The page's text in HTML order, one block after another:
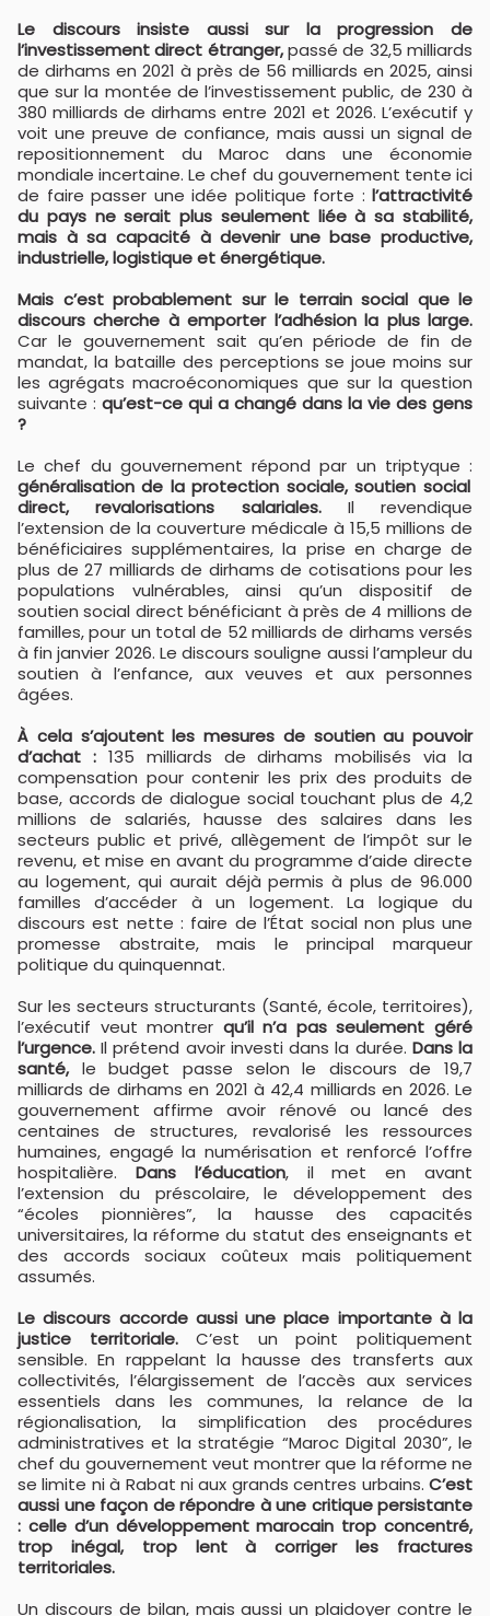
Le discours insiste aussi sur la progression de
l’investissement direct étranger,passé de 32,5 milliards
de dirhams en 2021 à près de 56 milliards en 2025, ainsi
que sur la montée de l’investissement public, de 230 à
380 milliards de dirhams entre 2021 et 2026. L’exécutif y
voit une preuve de confiance, mais aussi un signal de
repositionnement du Maroc dans une économie
mondiale incertaine. Le chef du gouvernement tente ici
de faire passer une idée politique forte : l’attractivité
du pays ne serait plus seulement liée à sa stabilité,
mais à sa capacité à devenir une base productive,
industrielle, logistique et énergétique.
Mais c’est probablement sur le terrain social que le
discours cherche à emporter l’adhésion la plus large.
Car le gouvernement sait qu’en période de fin de
mandat, la bataille des perceptions se joue moins sur
les agrégats macroéconomiques que sur la question
suivante : qu’est-ce qui a changé dans la vie des gens
?
Le chef du gouvernement répond par un triptyque :
généralisation de la protection sociale, soutien social
direct, revalorisations salariales.Il revendique
l’extension de la couverture médicale à 15,5 millions de
bénéficiaires supplémentaires, la prise en charge de
plus de 27 milliards de dirhams de cotisations pour les
populations vulnérables, ainsi qu’un dispositif de
soutien social direct bénéficiant à près de 4 millions de
familles, pour un total de 52 milliards de dirhams versés
à fin janvier 2026. Le discours souligne aussi l’ampleur du
soutien à l’enfance, aux veuves et aux personnes
âgées.
À cela s’ajoutent les mesures de soutien au pouvoir
d’achat : 135 milliards de dirhams mobilisés via la
compensation pour contenir les prix des produits de
base, accords de dialogue social touchant plus de 4,2
millions de salariés, hausse des salaires dans les
secteurs public et privé, allègement de l’impôt sur le
revenu, et mise en avant du programme d’aide directe
au logement, qui aurait déjà permis à plus de 96.000
familles d’accéder à un logement. La logique du
discours est nette : faire de l’État social non plus une
promesse abstraite, mais le principal marqueur
politique du quinquennat.
Sur les secteurs structurants (Santé, école, territoires),
l’exécutif veut montrer qu’il n’a pas seulement géré
l’urgence. Il prétend avoir investi dans la durée. Dans la
santé,le budget passe selon le discours de 19,7
milliards de dirhams en 2021 à 42,4 milliards en 2026. Le
gouvernement affirme avoir rénové ou lancé des
centaines de structures, revalorisé les ressources
humaines, engagé la numérisation et renforcé l’offre
hospitalière. Dans l’éducation, il met en avant
l’extension du préscolaire, le développement des
“écoles pionnières”, la hausse des capacités
universitaires, la réforme du statut des enseignants et
des accords sociaux coûteux mais politiquement
assumés.
Le discours accorde aussi une place importante à la
justice territoriale.C’est un point politiquement
sensible. En rappelant la hausse des transferts aux
collectivités, l’élargissement de l’accès aux services
essentiels dans les communes, la relance de la
régionalisation, la simplification des procédures
administratives et la stratégie “Maroc Digital 2030”, le
chef du gouvernement veut montrer que la réforme ne
se limite ni à Rabat ni aux grands centres urbains. C’est
aussi une façon de répondre à une critique persistante
: celle d’un développement marocain trop concentré,
trop inégal, trop lent à corriger les fractures
territoriales.
Un discours de bilan, mais aussi un plaidoyer contre le